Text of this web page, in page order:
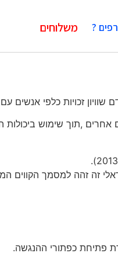
? משלוחים
זכויות כלפי אנשים
,תוך שימוש ביכולות
פתיחת כפתורי ההנגשה.